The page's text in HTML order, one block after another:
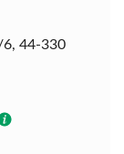
6, 44-330